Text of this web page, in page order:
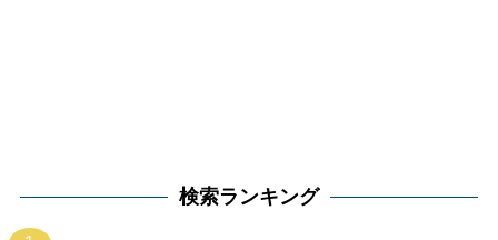
検索ランキング